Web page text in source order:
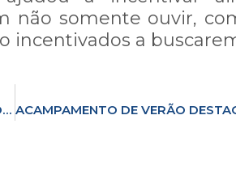
não somente ouvir,
incentivados a
“CONSTRUINDO MEU LEGADO” ABERTURA DO ANO LETIVO DESTACA O TEMA CENTRAL DESTE ANO E PROPÕE REFLEXÕES SOBRE IDENTIDADE, ESCOLHAS E PROPÓSITOS